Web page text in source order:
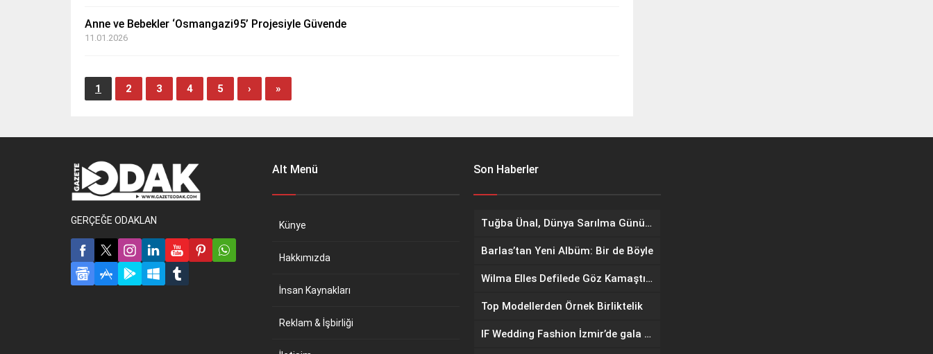
Anne ve Bebekler ‘Osmangazi95’ Projesiyle Güvende
11.01.2026
1 2 3 4 5 › »
GERÇEĞE ODAKLAN
Alt Menü
Künye
Hakkımızda
İnsan Kaynakları
Reklam & İşbirliği
Son Haberler
Tuğba Ünal, Dünya Sarılma Günü kapsamında hayranlarıyla buluştu
Barlas’tan Yeni Albüm: Bir de Böyle
Wilma Elles Defilede Göz Kamaştırdı, Kuliste Oğlunu Uyuttu
Top Modellerden Örnek Birliktelik
IF Wedding Fashion İzmir’de gala defilesinde yıldızlar geçidi